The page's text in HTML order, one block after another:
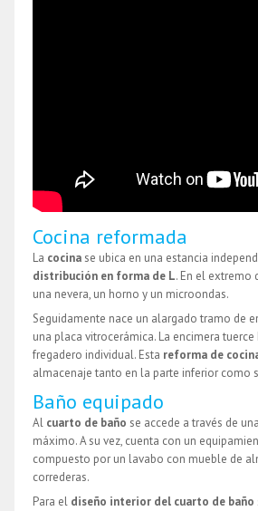
Cocina reformada
La cocinase ubica en una estancia
distribución en forma de L. En el extremo
una nevera, un horno y un microondas.
Seguidamente nace un alargado tramo de
una placa vitrocerámica. La encimera
fregadero individual. Esta reforma de
almacenaje tanto en la parte inferior como
Baño equipado
Al cuarto de baño se accede a través de una
máximo. A su vez, cuenta con un
compuesto por un lavabo con mueble de
correderas.
Para el diseño interior del cuarto de baño